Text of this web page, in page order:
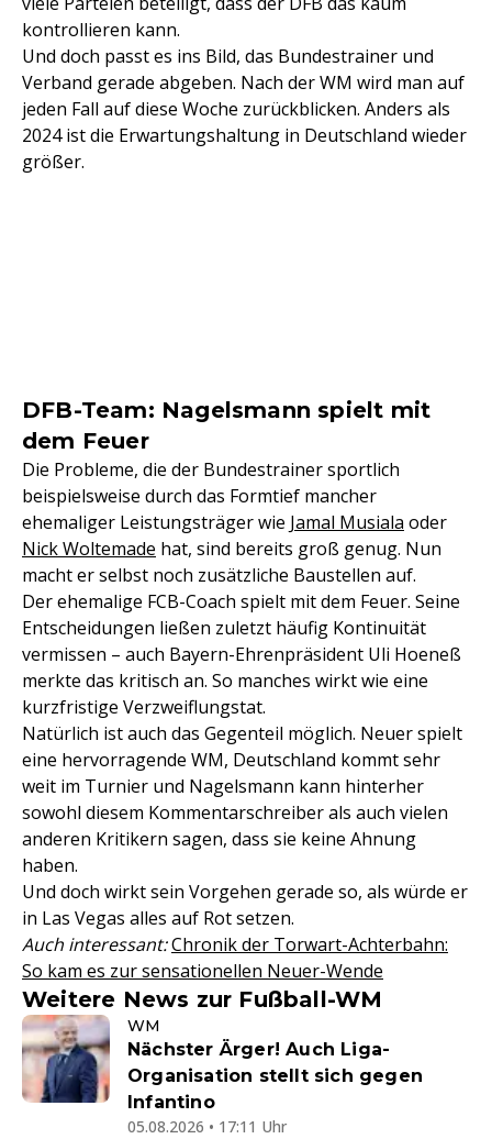
kontrollieren kann.
Und doch passt es ins Bild, das Bundestrainer und
Verband gerade abgeben. Nach der WM wird man auf
jeden Fall auf diese Woche zurückblicken. Anders als
2024 ist die Erwartungshaltung in Deutschland wieder
größer.
DFB-Team: Nagelsmann spielt mit
dem Feuer
Die Probleme, die der Bundestrainer sportlich
beispielsweise durch das Formtief mancher
ehemaliger Leistungsträger wie Jamal Musiala oder
Nick Woltemade hat, sind bereits groß genug. Nun
macht er selbst noch zusätzliche Baustellen auf.
Der ehemalige FCB-Coach spielt mit dem Feuer. Seine
Entscheidungen ließen zuletzt häufig Kontinuität
vermissen – auch Bayern-Ehrenpräsident Uli Hoeneß
merkte das kritisch an. So manches wirkt wie eine
kurzfristige Verzweiflungstat.
Natürlich ist auch das Gegenteil möglich. Neuer spielt
eine hervorragende WM, Deutschland kommt sehr
weit im Turnier und Nagelsmann kann hinterher
sowohl diesem Kommentarschreiber als auch vielen
anderen Kritikern sagen, dass sie keine Ahnung
haben.
Und doch wirkt sein Vorgehen gerade so, als würde er
in Las Vegas alles auf Rot setzen.
Auch interessant:Chronik der Torwart-Achterbahn:
So kam es zur sensationellen Neuer-Wende
Weitere News zur Fußball-WM
WM
Nächster Ärger! Auch Liga-
Organisation stellt sich gegen
Infantino
05.08.2026 • 17:11 Uhr